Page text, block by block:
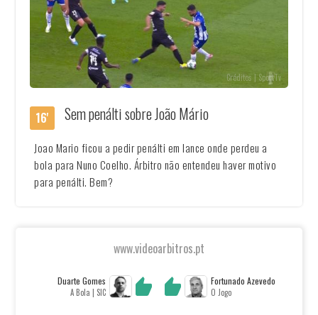
Créditos | SportTv
16' Sem penálti sobre João Mário
Joao Mario ficou a pedir penálti em lance onde perdeu a
bola para Nuno Coelho. Árbitro não entendeu haver motivo
para penálti. Bem?
www.videoarbitros.pt
Duarte Gomes
A Bola | SIC
Fortunado Azevedo
O Jogo